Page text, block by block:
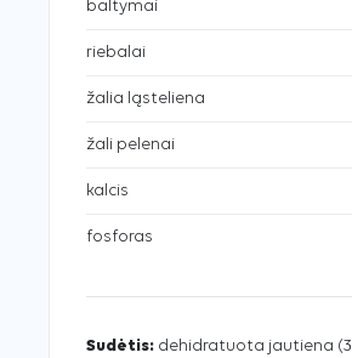
baltymai
riebalai
žalia ląsteliena
žali pelenai
kalcis
fosforas
Sudėtis: dehidratuota jautiena